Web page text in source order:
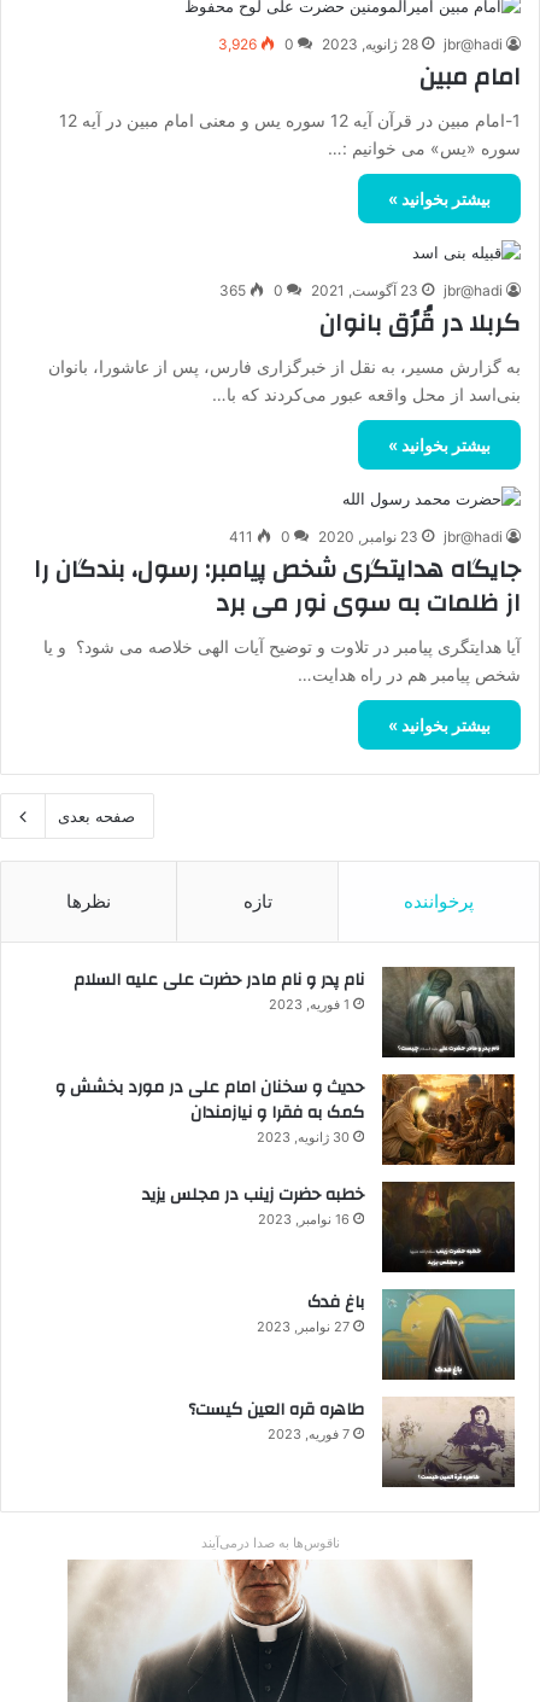
jbr@hadi 28 ژانویه, 2023 0
3,926
امام مبین
1-امام مبین در قرآن آیه 12 سوره یس و معنی امام مبین در آیه 12
سوره «یس» مى خوانیم :…
بیشتر بخوانید »
jbr@hadi 23 آگوست, 2021 0
365
کربلا در قُرُق بانوان‌‌
به گزارش مسیر، به نقل از خبرگزاری فارس، پس از عاشورا، بانوان
بنی‌اسد از محل واقعه عبور می‌کردند که با…
بیشتر بخوانید »
jbr@hadi 23 نوامبر, 2020 0
411
جایگاه هدایتگری شخص پیامبر: رسول، بندگان را
از ظلمات به سوی نور می برد
آیا هدایتگری پیامبر در تلاوت و توضیح آیات الهی خلاصه می شود؟ و یا
شخص پیامبر هم در راه هدایت…
بیشتر بخوانید »
صفحه بعدی
پرخواننده تازه نظرها
نام پدر و نام مادر حضرت علی علیه السلام
1 فوریه, 2023
حدیث و سخنان امام علی در مورد بخشش و
کمک به فقرا و نیازمندان
30 ژانویه, 2023
خطبه حضرت زینب در مجلس یزید
16 نوامبر, 2023
باغ فدک
27 نوامبر, 2023
طاهره قره العین کیست؟
7 فوریه, 2023
ناقوس‌ها به صدا در‌می‌آیند